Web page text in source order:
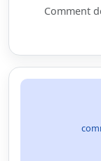
Comment